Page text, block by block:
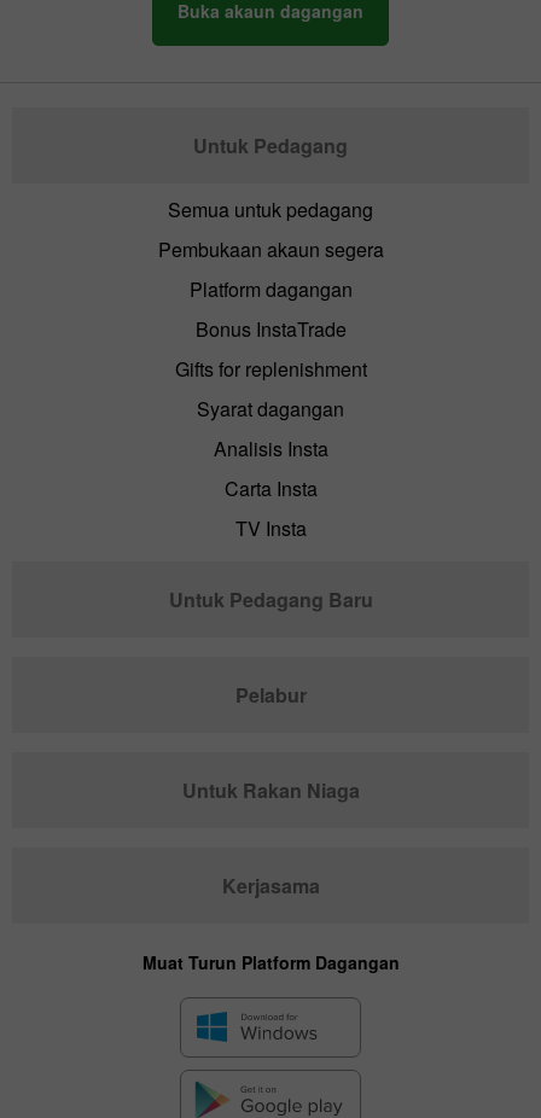
Buka akaun dagangan
Untuk Pedagang
Semua untuk pedagang
Pembukaan akaun segera
Platform dagangan
Bonus InstaTrade
Gifts for replenishment
Syarat dagangan
Analisis Insta
Carta Insta
TV Insta
Untuk Pedagang Baru
Pelabur
Untuk Rakan Niaga
Kerjasama
Muat Turun Platform Dagangan